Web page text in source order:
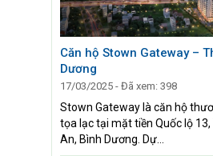
Căn hộ Stown Gateway –
Dương
17/03/2025 - Đã xem: 398
Stown Gateway là căn hộ
tọa lạc tại mặt tiền Quốc lộ
An, Bình Dương. Dự...